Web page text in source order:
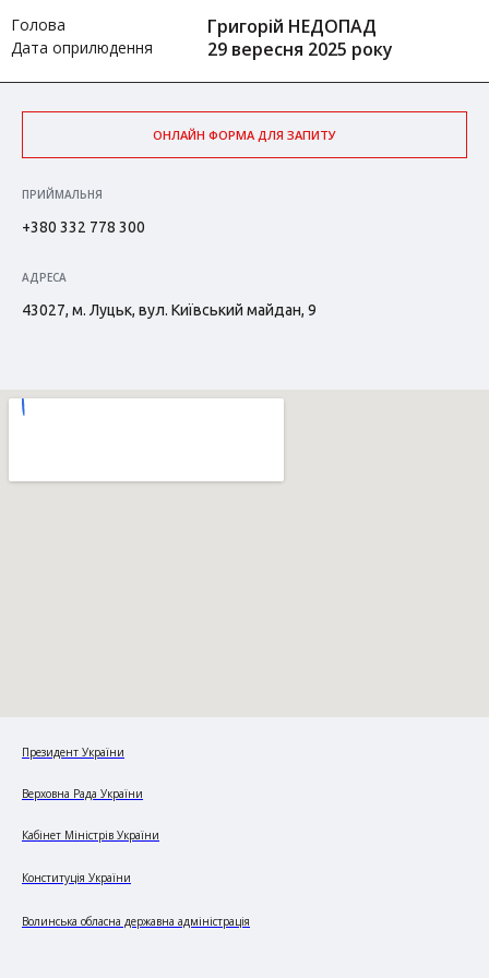
Голова Григорій НЕДОПАД
Дата оприлюдення 29 вересня 2025 року
ОНЛАЙН ФОРМА ДЛЯ ЗАПИТУ
ПРИЙМАЛЬНЯ
+380 332 778 300
АДРЕСА
43027, м. Луцьк, вул. Київський майдан, 9
Президент України
Верховна Рада України
Кабінет Міністрів України
Конституція України
Волинська обласна державна адміністрація